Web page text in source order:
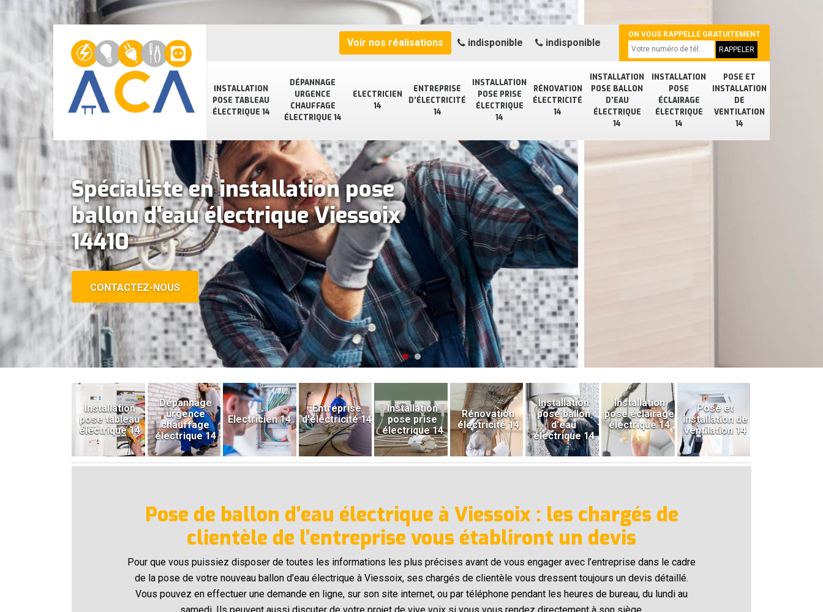
INSTALLATION
POSE TABLEAU
ÉLECTRIQUE 14
DÉPANNAGE
URGENCE
CHAUFFAGE
ÉLECTRIQUE 14
ELECTRICIEN
14
ENTREPRISE
D'ÉLECTRICITÉ
14
INSTALLATION
POSE PRISE
ÉLECTRIQUE
14
RÉNOVATION
ÉLECTRICITÉ
14
INSTALLATION
POSE BALLON
D'EAU
ÉLECTRIQUE
14
INSTALLATION
POSE
ÉCLAIRAGE
ÉLECTRIQUE
14
POSE ET
INSTALLATION
DE
VENTILATION
14
Voir nos réalisations indisponible indisponible
ON VOUS RAPPELLE GRATUITEMENT
Spécialiste en installation pose
ballon d'eau électrique Viessoix
14410
CONTACTEZ-NOUS
Installation
pose tableau
électrique 14
Dépannage
urgence
chauffage
électrique 14
Electricien 14
Entreprise
d'électricité 14
Installation
pose prise
électrique 14
Rénovation
électricité 14
Installation
pose ballon
d'eau
électrique 14
Installation
pose éclairage
électrique 14
Pose et
installation de
ventilation 14
Pose de ballon d’eau électrique à Viessoix : les chargés de
clientèle de l’entreprise vous établiront un devis
Pour que vous puissiez disposer de toutes les informations les plus précises avant de vous engager avec l’entreprise dans le cadre
de la pose de votre nouveau ballon d’eau électrique à Viessoix, ses chargés de clientèle vous dressent toujours un devis détaillé.
Vous pouvez en effectuer une demande en ligne, sur son site internet, ou par téléphone pendant les heures de bureau, du lundi au
samedi. Ils peuvent aussi discuter de votre projet de vive voix si vous vous rendez directement à son siège.